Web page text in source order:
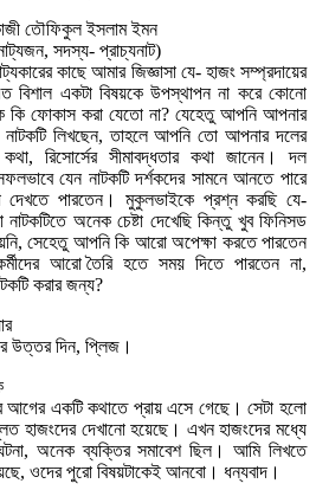
তৌফিকুল ইসলাম ইমন
সদস্য- প্রাচ্যনাট)
কাছে আমার জিজ্ঞাসা যে- হাজং সম্প্রদায়ের
বিশাল একটা বিষয়কে উপস্থাপন না করে কোনো
কি ফোকাস করা যেতো না? যেহেতু আপনি আপনার
লিখছেন, তাহলে আপনি তো আপনার দলের
কথা, রিসোর্সের সীমাবদ্ধতার কথা জানেন। দল
যেন নাটকটি দর্শকদের সামনে আনতে পারে
দেখতে পারতেন। মুকুলভাইকে প্রশ্ন করছি যে-
অনেক চেষ্টা দেখেছি কিন্তু খুব ফিনিসড
সেহেতু আপনি কি আরো অপেক্ষা করতে পারতেন
আরো তৈরি হতে সময় দিতে পারতেন না,
করার জন্য?
উত্তর দিন, প্লিজ।
একটি কথাতে প্রায় এসে গেছে। সেটা হলো
হাজংদের দেখানো হয়েছে। এখন হাজংদের মধ্যে
অনেক ব্যক্তির সমাবেশ ছিল। আমি লিখতে
ওদের পুরো বিষয়টাকেই আনবো। ধন্যবাদ।